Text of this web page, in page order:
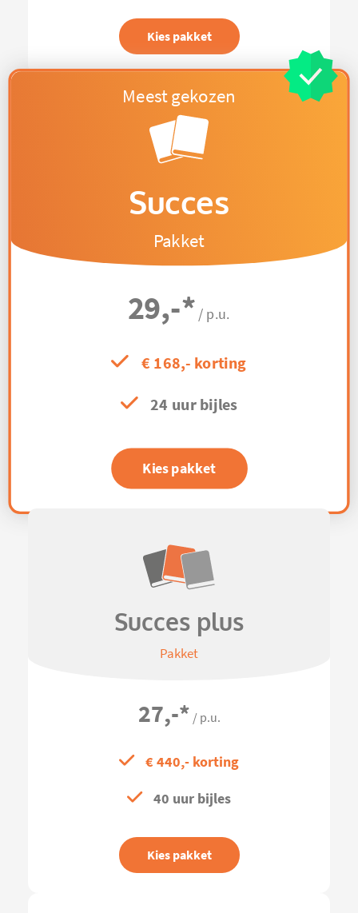
Kies pakket
Succes
Pakket
29,-* / p.u.
€ 168,- korting
24 uur bijles
Kies pakket
Succes plus
Pakket
27,-* / p.u.
€ 440,- korting
40 uur bijles
Kies pakket